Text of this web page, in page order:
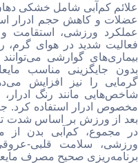
علائم کم‌آبی شامل خشکی
عملکرد ورزشی، استقامت
فعالیت شدید در هوای گرم،
بیماری‌های گوارشی
بدون جایگزینی مناسب
گرمایی را نیز افزایش
شاخص‌هایی مانند رنگ
مخصوص ادرار استفاده کرد.
بعد از ورزش بر اساس شدت
در مجموع، کم‌آبی بدن از
ورزشی، سلامت قلبی-
برنامه‌ریزی صحیح مصرف